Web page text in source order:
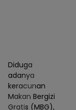
Diduga
adanya
keracunan
Makan Bergizi
Gratis (MBG),